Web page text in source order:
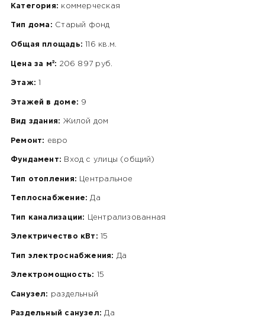
Категория: коммерческая
Тип дома: Старый фонд
Общая площадь: 116 кв.м.
Цена за м²: 206 897 руб.
Этаж: 1
Этажей в доме: 9
Вид здания: Жилой дом
Ремонт: евро
Фундамент: Вход с улицы (общий)
Тип отопления: Центральное
Теплоснабжение: Да
Тип канализации: Централизованная
Электричество кВт: 15
Тип электроснабжения: Да
Электромощность: 15
Санузел: раздельный
Раздельный санузел: Да